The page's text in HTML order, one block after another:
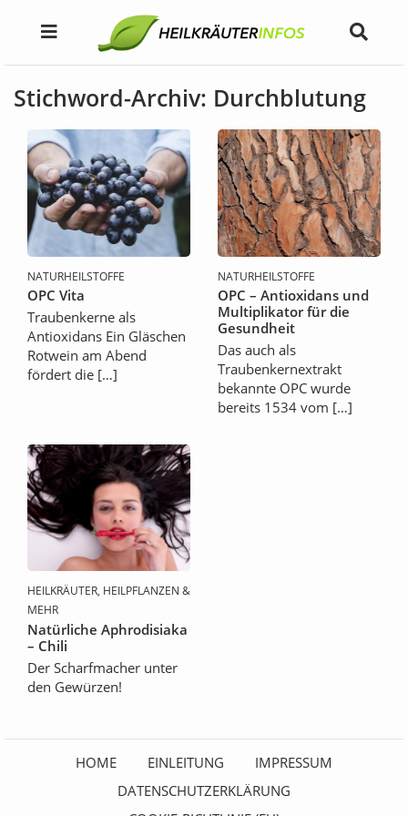
Stichword-Archiv: Durchblutung
NATURHEILSTOFFE
OPC Vita
Traubenkerne als
Antioxidans Ein Gläschen
Rotwein am Abend
fördert die […]
NATURHEILSTOFFE
OPC – Antioxidans und
Multiplikator für die
Gesundheit
Das auch als
Traubenkernextrakt
bekannte OPC wurde
bereits 1534 vom […]
HEILKRÄUTER, HEILPFLANZEN &
MEHR
Natürliche Aphrodisiaka
– Chili
Der Scharfmacher unter
den Gewürzen!
HOME EINLEITUNG
IMPRESSUM
DATENSCHUTZERKLÄRUNG